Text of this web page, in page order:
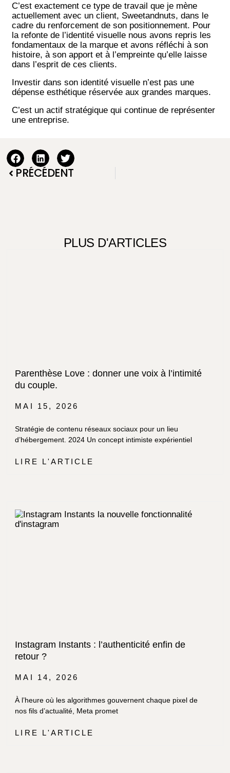
C’est exactement ce type de travail que je mène
actuellement avec un client, Sweetandnuts, dans le
cadre du renforcement de son positionnement. Pour
la refonte de l’identité visuelle nous avons repris les
fondamentaux de la marque et avons réfléchi à son
histoire, à son apport et à l’empreinte qu’elle laisse
dans l’esprit de ces clients.
Investir dans son identité visuelle n’est pas une
dépense esthétique réservée aux grandes marques.
C’est un actif stratégique qui continue de représenter
une entreprise.
PRÉCÉDENT
PLUS D'ARTICLES
Parenthèse Love : donner une voix à l’intimité
du couple.
MAI 15, 2026
Stratégie de contenu réseaux sociaux pour un lieu
d’hébergement. 2024 Un concept intimiste expérientiel
LIRE L'ARTICLE
Instagram Instants : l’authenticité enfin de
retour ?
MAI 14, 2026
À l’heure où les algorithmes gouvernent chaque pixel de
nos fils d’actualité, Meta promet
LIRE L'ARTICLE